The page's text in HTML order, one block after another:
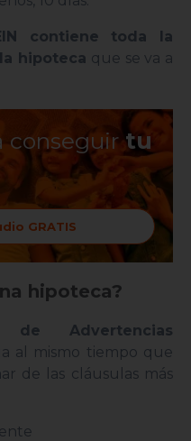
contiene toda la
hipoteca que se va a
conseguirtu
GRATIS
hipoteca?
Advertencias
al mismo tiempo que
de las cláusulas más